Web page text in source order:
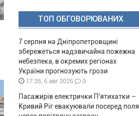
ТОП ОБГОВОРЮВАНИХ
7 серпня на Дніпропетровщині
збережеться надзвичайна пожежна
небезпека, в окремих регіонах
України прогнозують грози
17:35, 6 авг 2026 0
Пасажирів електрички П'ятихатки –
Кривий Ріг евакуювали посеред поля